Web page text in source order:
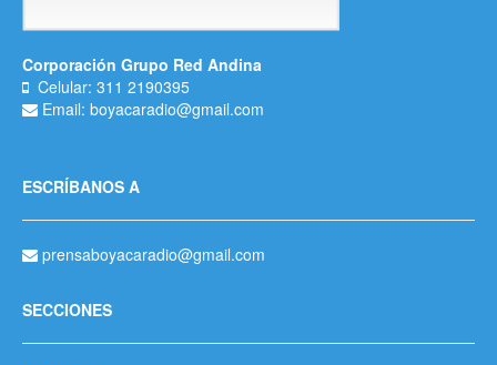
Corporación Grupo Red Andina
Celular: 311 2190395
Email: boyacaradio@gmail.com
ESCRÍBANOS A
prensaboyacaradio@gmail.com
SECCIONES